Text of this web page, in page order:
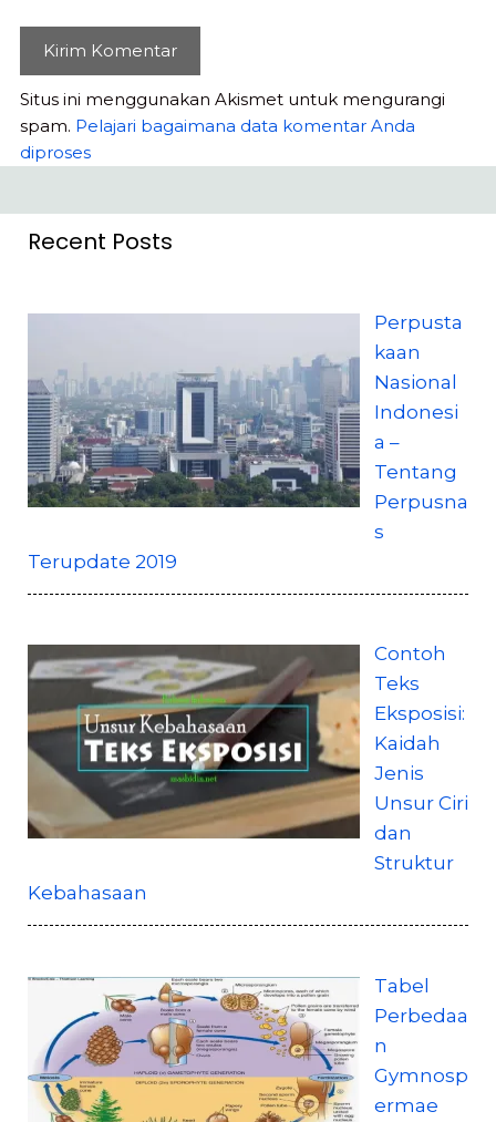
Situs ini menggunakan Akismet untuk mengurangi
spam. Pelajari bagaimana data komentar Anda
diproses
Recent Posts
Perpusta
kaan
Nasional
Indonesi
a –
Tentang
Perpusna
s
Terupdate 2019
Contoh
Teks
Eksposisi:
Kaidah
Jenis
Unsur Ciri
dan
Struktur
Kebahasaan
Tabel
Perbedaa
n
Gymnosp
ermae